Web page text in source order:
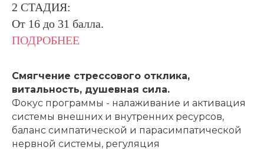
2 СТАДИЯ:
От 16 до 31 балла.
ПОДРОБНЕЕ
Смягчение стрессового отклика,
витальность, душевная сила.
Фокус программы - налаживание и активация
системы внешних и внутренних ресурсов,
баланс симпатической и парасимпатической
нервной системы, регуляция